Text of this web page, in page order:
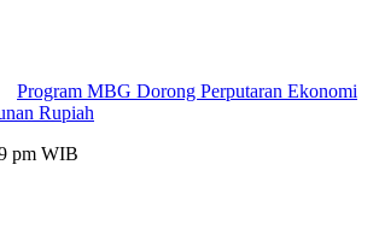
Program MBG Dorong Perputaran Ekonomi
Rupiah
pm WIB